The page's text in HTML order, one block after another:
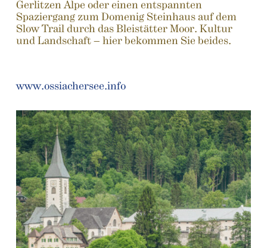
Gerlitzen Alpe oder einen entspannten
Spaziergang zum Domenig Steinhaus auf dem
Slow Trail durch das Bleistätter Moor. Kultur
und Landschaft – hier bekommen Sie beides.
www.ossiachersee.info